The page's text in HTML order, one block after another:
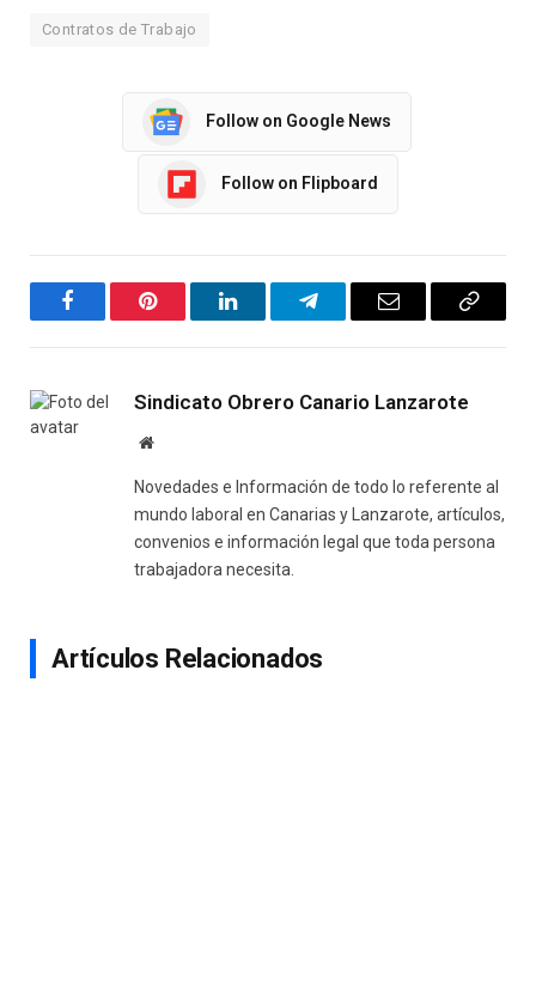
Contratos de Trabajo
Follow on Google News
Follow on Flipboard
FacebookPinterest LinkedInTelegramEmail
Copy
Sindicato Obrero Canario Lanzarote
Website
Novedades e Información de todo lo referente al
mundo laboral en Canarias y Lanzarote, artículos,
convenios e información legal que toda persona
trabajadora necesita.
Artículos Relacionados